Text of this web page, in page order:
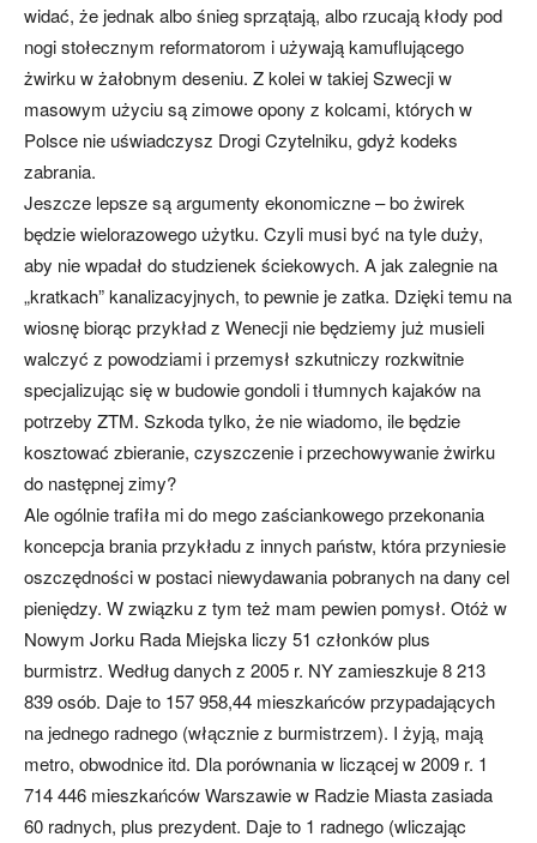
widać, że jednak albo śnieg sprzątają, albo rzucają kłody pod
nogi stołecznym reformatorom i używają kamuflującego
żwirku w żałobnym deseniu. Z kolei w takiej Szwecji w
masowym użyciu są zimowe opony z kolcami, których w
Polsce nie uświadczysz Drogi Czytelniku, gdyż kodeks
zabrania.
Jeszcze lepsze są argumenty ekonomiczne – bo żwirek
będzie wielorazowego użytku. Czyli musi być na tyle duży,
aby nie wpadał do studzienek ściekowych. A jak zalegnie na
„kratkach” kanalizacyjnych, to pewnie je zatka. Dzięki temu na
wiosnę biorąc przykład z Wenecji nie będziemy już musieli
walczyć z powodziami i przemysł szkutniczy rozkwitnie
specjalizując się w budowie gondoli i tłumnych kajaków na
potrzeby ZTM. Szkoda tylko, że nie wiadomo, ile będzie
kosztować zbieranie, czyszczenie i przechowywanie żwirku
do następnej zimy?
Ale ogólnie trafiła mi do mego zaściankowego przekonania
koncepcja brania przykładu z innych państw, która przyniesie
oszczędności w postaci niewydawania pobranych na dany cel
pieniędzy. W związku z tym też mam pewien pomysł. Otóż w
Nowym Jorku Rada Miejska liczy 51 członków plus
burmistrz. Według danych z 2005 r. NY zamieszkuje 8 213
839 osób. Daje to 157 958,44 mieszkańców przypadających
na jednego radnego (włącznie z burmistrzem). I żyją, mają
metro, obwodnice itd. Dla porównania w liczącej w 2009 r. 1
714 446 mieszkańców Warszawie w Radzie Miasta zasiada
60 radnych, plus prezydent. Daje to 1 radnego (wliczając